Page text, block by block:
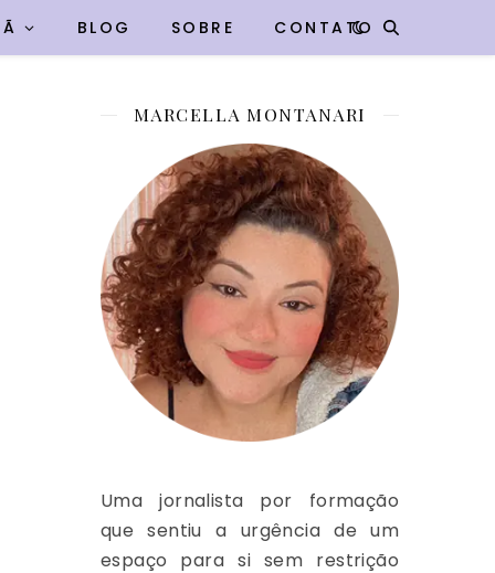
BLOG SOBRE CONTATO
MARCELLA MONTANARI
Uma jornalista por formação
que sentiu a urgência de um
espaço para si sem restrição